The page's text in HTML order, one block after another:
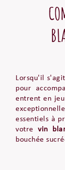
Lorsqu'il
pour
entrent en
essentiels à
votrevin
bouchée